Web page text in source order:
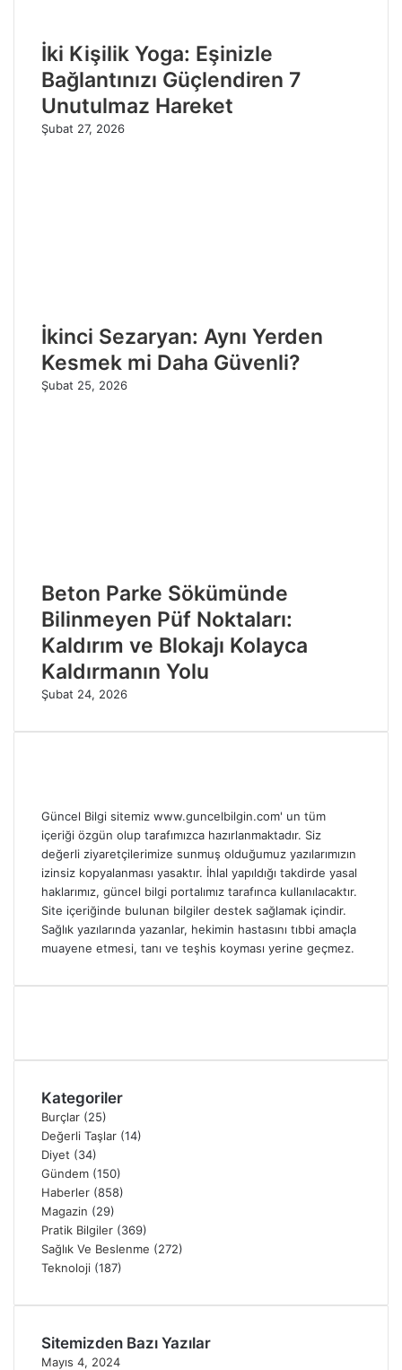
İki Kişilik Yoga: Eşinizle
Bağlantınızı Güçlendiren 7
Unutulmaz Hareket
Şubat 27, 2026
İkinci Sezaryan: Aynı Yerden
Kesmek mi Daha Güvenli?
Şubat 25, 2026
Beton Parke Sökümünde
Bilinmeyen Püf Noktaları:
Kaldırım ve Blokajı Kolayca
Kaldırmanın Yolu
Şubat 24, 2026
Güncel Bilgi sitemiz www.guncelbilgin.com' un tüm
içeriği özgün olup tarafımızca hazırlanmaktadır. Siz
değerli ziyaretçilerimize sunmuş olduğumuz yazılarımızın
izinsiz kopyalanması yasaktır. İhlal yapıldığı takdirde yasal
haklarımız, güncel bilgi portalımız tarafınca kullanılacaktır.
Site içeriğinde bulunan bilgiler destek sağlamak içindir.
Sağlık yazılarında yazanlar, hekimin hastasını tıbbi amaçla
muayene etmesi, tanı ve teşhis koyması yerine geçmez.
Kategoriler
Burçlar (25)
Değerli Taşlar (14)
Diyet (34)
Gündem (150)
Haberler (858)
Magazin (29)
Pratik Bilgiler (369)
Sağlık Ve Beslenme (272)
Teknoloji (187)
Sitemizden Bazı Yazılar
Mayıs 4, 2024